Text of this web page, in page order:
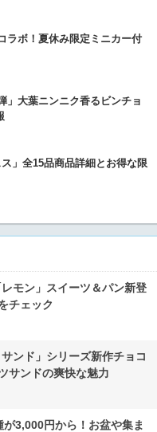
ラボ！夏休み限定ミニカー付
」大葉ニンニク香るビンチョ
」全15品商品詳細とお得な限
モン」スイーツ＆パン新登
チェック
ンド」シリーズ新作チョコ
サンドの爽快な魅力
3,000円から！お盆や集ま